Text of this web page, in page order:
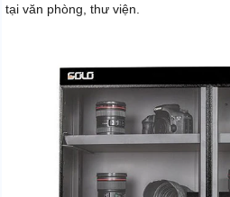
tại văn phòng, thư viện.